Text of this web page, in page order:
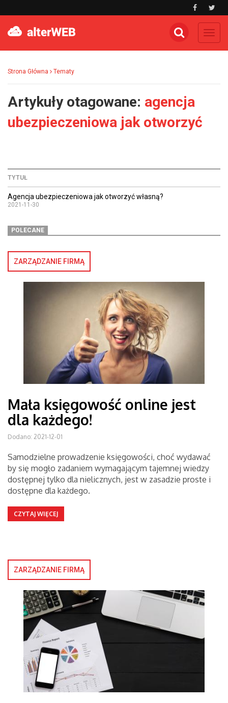
Strona Główna Tematy
Artykuły otagowane: agencja
ubezpieczeniowa jak otworzyć
TYTUŁ
Agencja ubezpieczeniowa jak otworzyć własną?
2021-11-30
POLECANE
ZARZĄDZANIE FIRMĄ
Mała księgowość online jest
dla każdego!
Dodano: 2021-12-01
Samodzielne prowadzenie księgowości, choć wydawać
by się mogło zadaniem wymagającym tajemnej wiedzy
dostępnej tylko dla nielicznych, jest w zasadzie proste i
dostępne dla każdego.
CZYTAJ WIĘCEJ
ZARZĄDZANIE FIRMĄ